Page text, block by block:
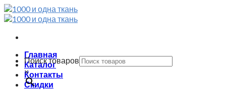
Skip
to
Главная
Каталог
Контакты
Скидки
Поиск товаров
×